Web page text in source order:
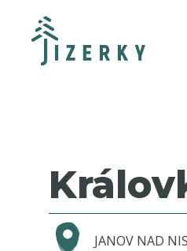
JANOV NAD